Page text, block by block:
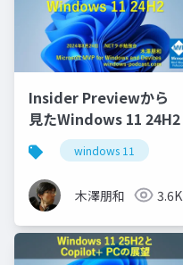
Insider Previewから
見たWindows 11 24H2
windows 11
木澤朋和 3.6K